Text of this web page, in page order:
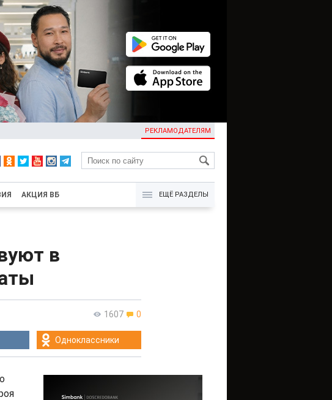
РЕКЛАМОДАТЕЛЯМ
KG
АКЦИЯ ВБ ЕЩЁ РАЗДЕЛЫ
в
1607 0
Одноклассники